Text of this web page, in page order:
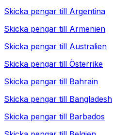
Skicka pengar till Argentina
Skicka pengar till Armenien
Skicka pengar till Australien
Skicka pengar till Österrike
Skicka pengar till Bahrain
Skicka pengar till Bangladesh
Skicka pengar till Barbados